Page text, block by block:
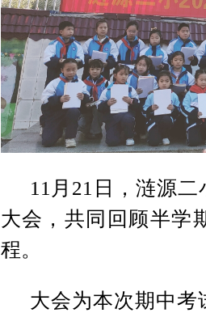
11月21日，涟源
大会，共同回顾半学
程。
大会为本次期中